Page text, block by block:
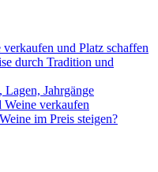
und Platz schaffen
durch Tradition und
Jahrgänge
Weine verkaufen
im Preis steigen?